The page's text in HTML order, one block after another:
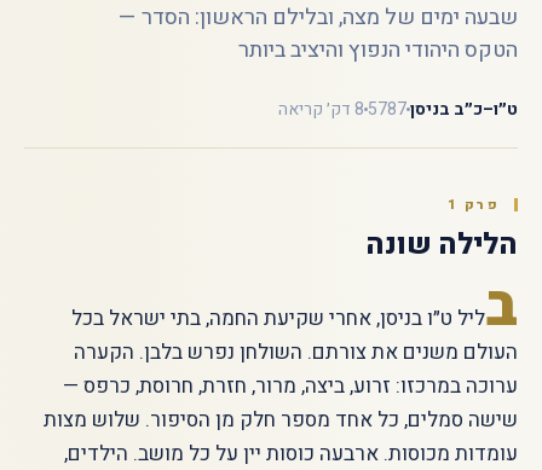
שבעה ימים של מצה, ובלילם הראשון: הסדר —
הטקס היהודי הנפוץ והיציב ביותר
ט״ו–כ״ב בניסן5787 8 דק׳ קריאה
פרק 1
הלילה שונה
בליל ט״ו בניסן, אחרי שקיעת החמה, בתי ישראל בכל
העולם משנים את צורתם. השולחן נפרש בלבן. הקערה
ערוכה במרכזו: זרוע, ביצה, מרור, חזרת, חרוסת, כרפס —
שישה סמלים, כל אחד מספר חלק מן הסיפור. שלוש מצות
עומדות מכוסות. ארבעה כוסות יין על כל מושב. הילדים,